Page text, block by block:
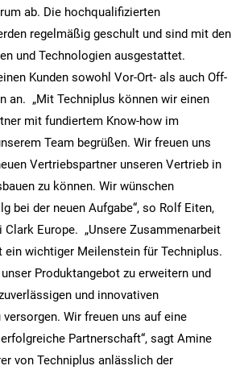
ab. Die hochqualifizierten
regelmäßig geschult und sind mit den
und Technologien ausgestattet.
Kunden sowohl Vor-Ort- als auch Off-
an. „Mit Techniplus können wir einen
mit fundiertem Know-how im
Team begrüßen. Wir freuen uns
Vertriebspartner unseren Vertrieb in
zu können. Wir wünschen
bei der neuen Aufgabe“, so Rolf Eiten,
Clark Europe. „Unsere Zusammenarbeit
ein wichtiger Meilenstein für Techniplus.
Produktangebot zu erweitern und
und innovativen
versorgen. Wir freuen uns auf eine
Partnerschaft“, sagt Amine
von Techniplus anlässlich der